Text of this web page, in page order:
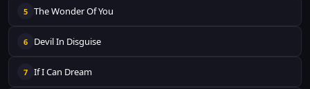
5 The Wonder Of You
6 Devil In Disguise
7 If I Can Dream